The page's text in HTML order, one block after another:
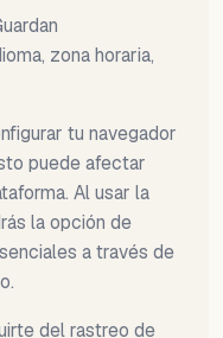
zona horaria,
tu navegador
puede afectar
Al usar la
la opción de
a través de
del rastreo de